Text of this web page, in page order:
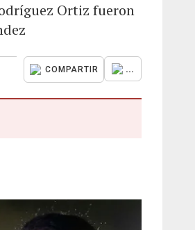
Ortiz fueron
COMPARTIR ...